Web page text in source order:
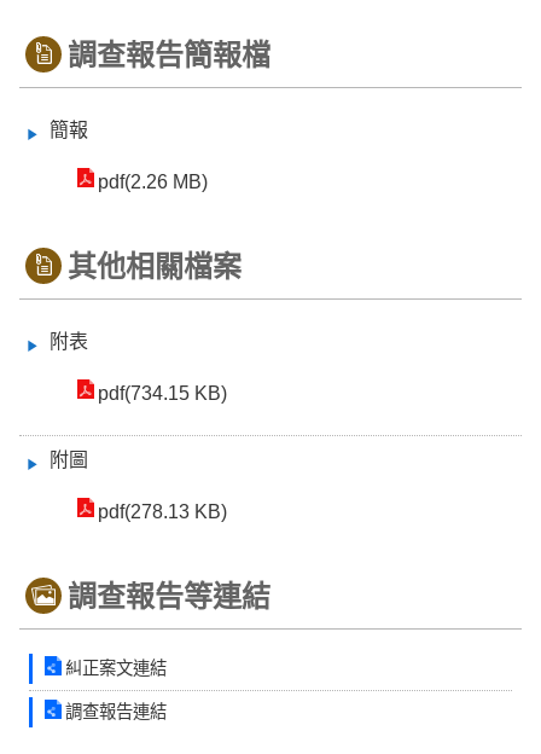
調查報告簡報檔
簡報
pdf(2.26 MB)
其他相關檔案
附表
pdf(734.15 KB)
附圖
pdf(278.13 KB)
調查報告等連結
糾正案文連結
調查報告連結